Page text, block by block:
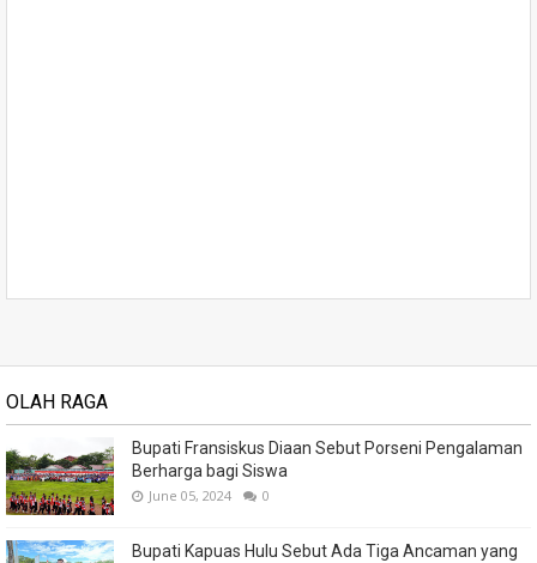
OLAH RAGA
Bupati Fransiskus Diaan Sebut Porseni Pengalaman
Berharga bagi Siswa
June 05, 2024 0
Bupati Kapuas Hulu Sebut Ada Tiga Ancaman yang